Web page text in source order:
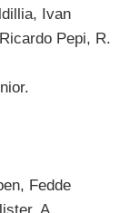
Ivan
Pepi, R.
Fedde